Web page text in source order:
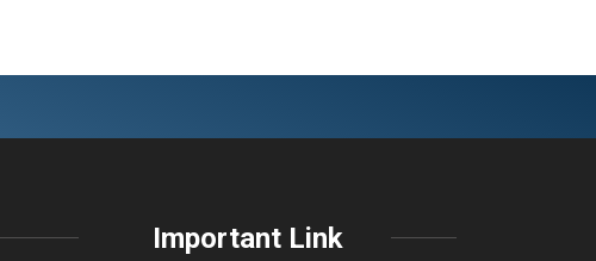
Important Link